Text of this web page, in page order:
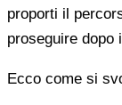
proporti il
proseguire dopo
Ecco come si